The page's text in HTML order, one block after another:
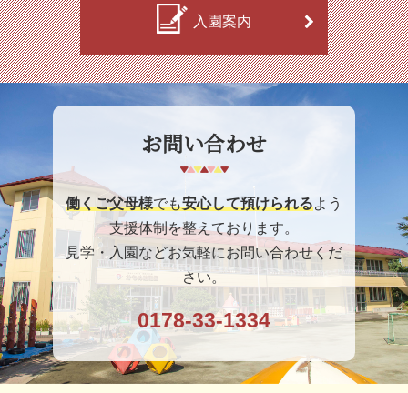
入園案内
お問い合わせ
働くご父母様でも安心して預けられるよう
支援体制を整えております。
見学・入園などお気軽にお問い合わせくだ
さい。
0178-33-1334